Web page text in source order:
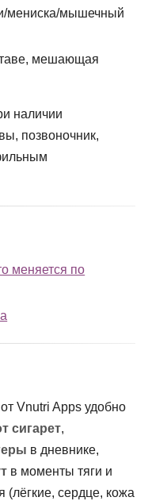
мениска/мышечный
мешающая
наличии
позвоночник,
меняется по
от Vnutri Apps удобно
сигарет,
в дневнике,
в моменты тяги и
(лёгкие, сердце, кожа